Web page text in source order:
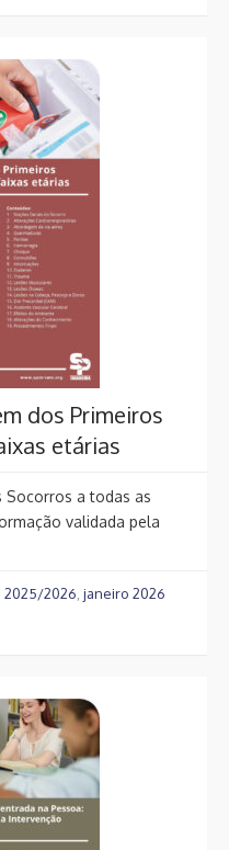
dos Primeiros
etárias
Socorros a todas as
validada pela
2025/2026 janeiro 2026